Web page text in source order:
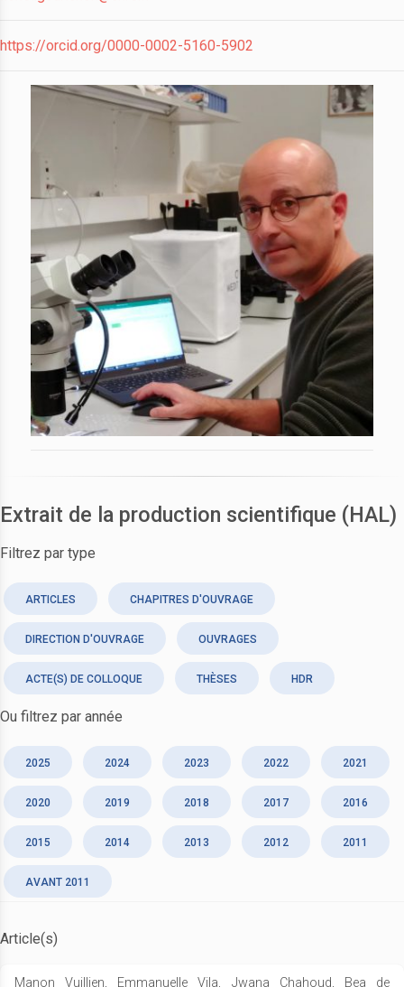
https://orcid.org/0000-0002-5160-5902
Extrait de la production scientifique (HAL)
Filtrez par type
ARTICLES CHAPITRES D'OUVRAGE
DIRECTION D'OUVRAGE OUVRAGES
ACTE(S) DE COLLOQUE THÈSES HDR
Ou filtrez par année
2025 2024 2023 2022 2021
2020 2019 2018 2017 2016
2015 2014 2013 2012 2011
AVANT 2011
Article(s)
Manon Vuillien, Emmanuelle Vila, Jwana Chahoud, Bea de